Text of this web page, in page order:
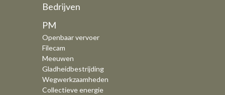
Bedrijven
PM
Openbaar vervoer
Filecam
Meeuwen
Gladheidbestrijding
Wegwerkzaamheden
Collectieve energie